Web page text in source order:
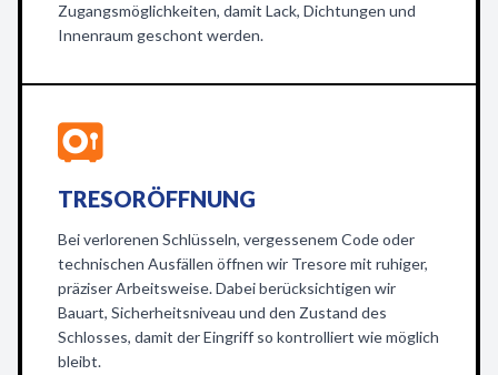
Zugangsmöglichkeiten, damit Lack, Dichtungen und
Innenraum geschont werden.
TRESORÖFFNUNG
Bei verlorenen Schlüsseln, vergessenem Code oder
technischen Ausfällen öffnen wir Tresore mit ruhiger,
präziser Arbeitsweise. Dabei berücksichtigen wir
Bauart, Sicherheitsniveau und den Zustand des
Schlosses, damit der Eingriff so kontrolliert wie möglich
bleibt.